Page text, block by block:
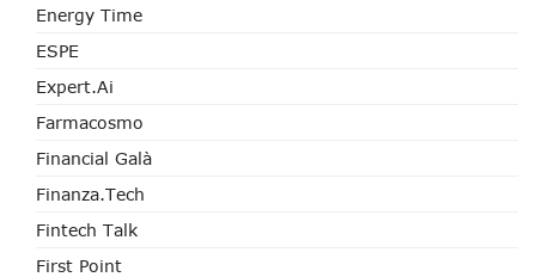
Energy Time
ESPE
Expert.ai
Farmacosmo
Financial Galà
Finanza.tech
Fintech Talk
First Point